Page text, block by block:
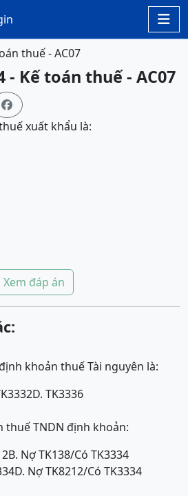

thuế - AC07
- Kế toán thuế - AC07

xuất khẩu là:
Xem đáp án
khoản thuế Tài nguyên là:
D. TK3336
thuế TNDN định khoản:
B. Nợ TK138/Có TK3334
D. Nợ TK8212/Có TK3334